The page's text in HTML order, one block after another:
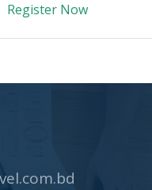
Register Now